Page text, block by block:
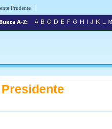
Prudente |